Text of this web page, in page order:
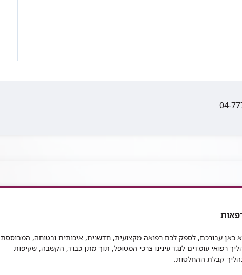
04-
כאן עבורכם, לספק לכם רפואה מקצועית, חדשנית, איכותית ובטוחה, המבוססת
רפואי עומדים לנגד עינינו צרכי המטופל, תוך מתן כבוד, הקשבה, שקיפות
קבלת ההחלטות.